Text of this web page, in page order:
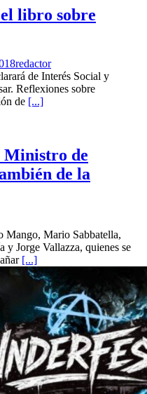
libro sobre
redactor
de Interés Social y
Reflexiones sobre
de [...]
Ministro de
de la
Mango, Mario Sabbatella,
Jorge Vallazza, quienes se
[...]